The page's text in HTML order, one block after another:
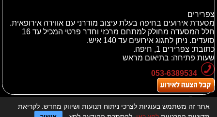
צפרירים
מסעדת אירועים בחיפה בעלת עיצוב מודרני עם אווירה אירופאית.
חלל המסעדה מחולק למתחם מרכזי וחדר פרטי המכיל עד 16
סועדים. ניתן לחגוג אירועים עד 140 איש.
כתובת: צפרירים 1, חיפה.
שעות פתיחה: בתיאום מראש
053-6389534
לדף הבית > מסעדות לאירועים
אתר זה משתמש בעוגיות לצרכי ניתוח תנועות ושיווק מחדש. לקריאת